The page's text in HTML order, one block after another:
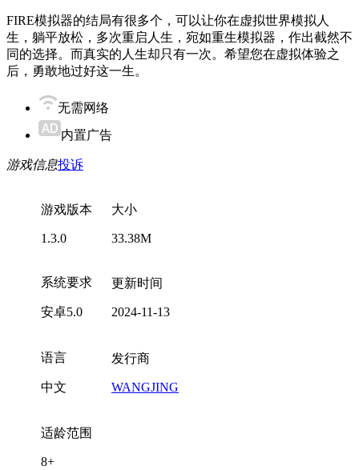
FIRE模拟器的结局有很多个，可以让你在虚拟世界模拟人
生，躺平放松，多次重启人生，宛如重生模拟器，作出截然不
同的选择。而真实的人生却只有一次。希望您在虚拟体验之
后，勇敢地过好这一生。
无需网络
内置广告
游戏信息投诉
游戏版本
1.3.0
大小
33.38M
系统要求
安卓5.0
更新时间
2024-11-13
语言
中文
发行商
WANGJING
适龄范围
8+